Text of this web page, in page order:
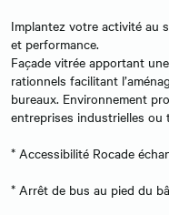
Implantez votre activité au
et performance.
Façade vitrée apportant
rationnels facilitant
bureaux. Environnement
entreprises industrielles ou
* Accessibilité Rocade
* Arrêt de bus au pied du